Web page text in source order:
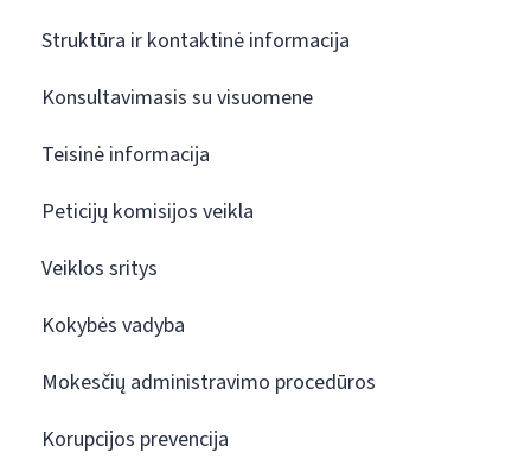
Struktūra ir kontaktinė informacija
Konsultavimasis su visuomene
Teisinė informacija
Peticijų komisijos veikla
Veiklos sritys
Kokybės vadyba
Mokesčių administravimo procedūros
Korupcijos prevencija